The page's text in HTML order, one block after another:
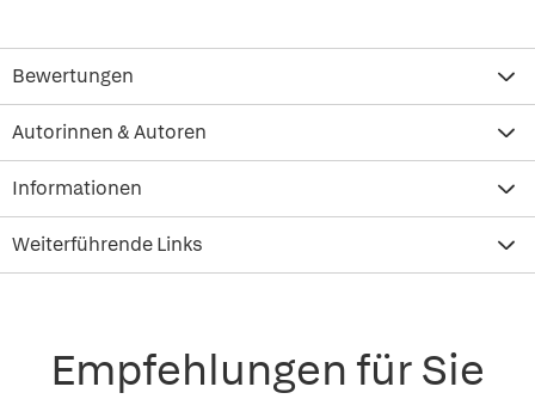
Bewertungen
Autorinnen & Autoren
Informationen
Weiterführende Links
Empfehlungen für Sie